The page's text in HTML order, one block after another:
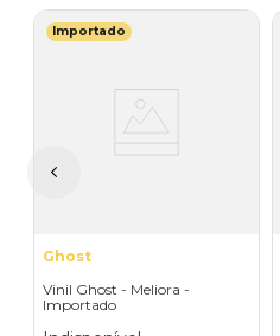
Importado
Ghost
Vinil Ghost - Meliora -
Importado